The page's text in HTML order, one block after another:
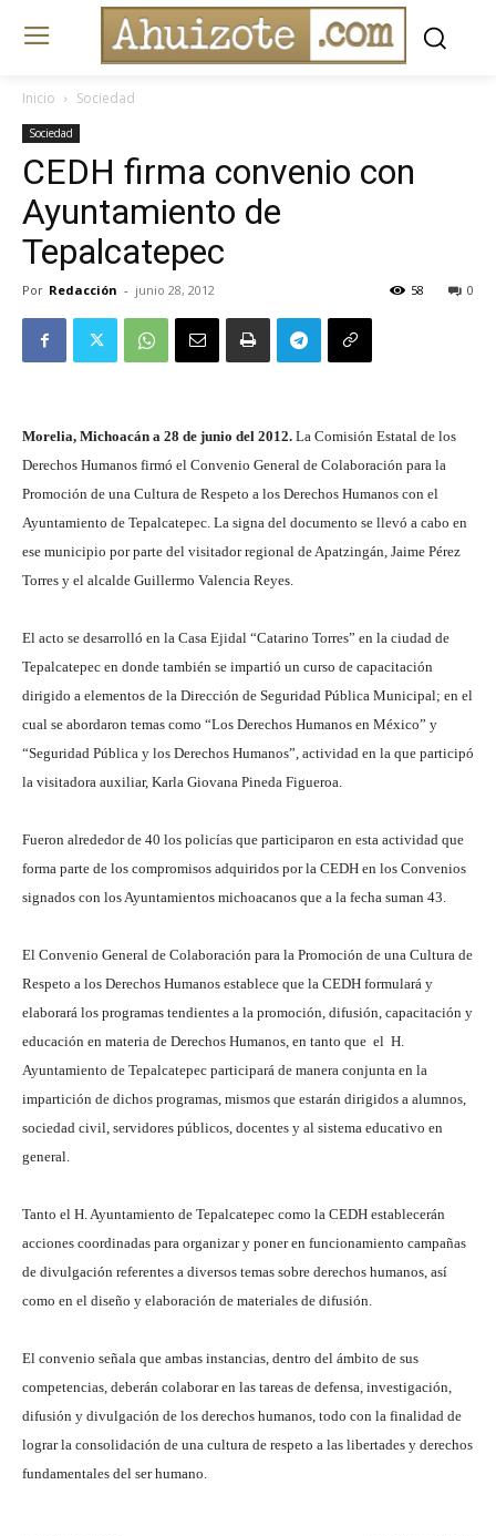
Inicio Sociedad
Sociedad
CEDH firma convenio con
Ayuntamiento de
Tepalcatepec
Por Redacción - junio 28, 2012 0
58
Morelia, Michoacán a 28 de junio del 2012. La Comisión Estatal de los
Derechos Humanos firmó el Convenio General de Colaboración para la
Promoción de una Cultura de Respeto a los Derechos Humanos con el
Ayuntamiento de Tepalcatepec. La signa del documento se llevó a cabo en
ese municipio por parte del visitador regional de Apatzingán, Jaime Pérez
Torres y el alcalde Guillermo Valencia Reyes.
El acto se desarrolló en la Casa Ejidal “Catarino Torres” en la ciudad de
Tepalcatepec en donde también se impartió un curso de capacitación
dirigido a elementos de la Dirección de Seguridad Pública Municipal; en el
cual se abordaron temas como “Los Derechos Humanos en México” y
“Seguridad Pública y los Derechos Humanos”, actividad en la que participó
la visitadora auxiliar, Karla Giovana Pineda Figueroa.
Fueron alrededor de 40 los policías que participaron en esta actividad que
forma parte de los compromisos adquiridos por la CEDH en los Convenios
signados con los Ayuntamientos michoacanos que a la fecha suman 43.
El Convenio General de Colaboración para la Promoción de una Cultura de
Respeto a los Derechos Humanos establece que la CEDH formulará y
elaborará los programas tendientes a la promoción, difusión, capacitación y
educación en materia de Derechos Humanos, en tanto que el H.
Ayuntamiento de Tepalcatepec participará de manera conjunta en la
impartición de dichos programas, mismos que estarán dirigidos a alumnos,
sociedad civil, servidores públicos, docentes y al sistema educativo en
general.
Tanto el H. Ayuntamiento de Tepalcatepec como la CEDH establecerán
acciones coordinadas para organizar y poner en funcionamiento campañas
de divulgación referentes a diversos temas sobre derechos humanos, así
como en el diseño y elaboración de materiales de difusión.
El convenio señala que ambas instancias, dentro del ámbito de sus
competencias, deberán colaborar en las tareas de defensa, investigación,
difusión y divulgación de los derechos humanos, todo con la finalidad de
lograr la consolidación de una cultura de respeto a las libertades y derechos
fundamentales del ser humano.